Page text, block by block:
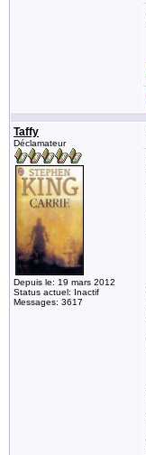
Taffy
Déclamateur
Depuis le: 19 mars 2012
Status actuel: Inactif
Messages: 3617